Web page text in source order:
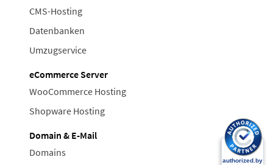
CMS-Hosting
Datenbanken
Umzugservice
eCommerce Server
WooCommerce Hosting
Shopware Hosting
Domain & E-Mail
Domains